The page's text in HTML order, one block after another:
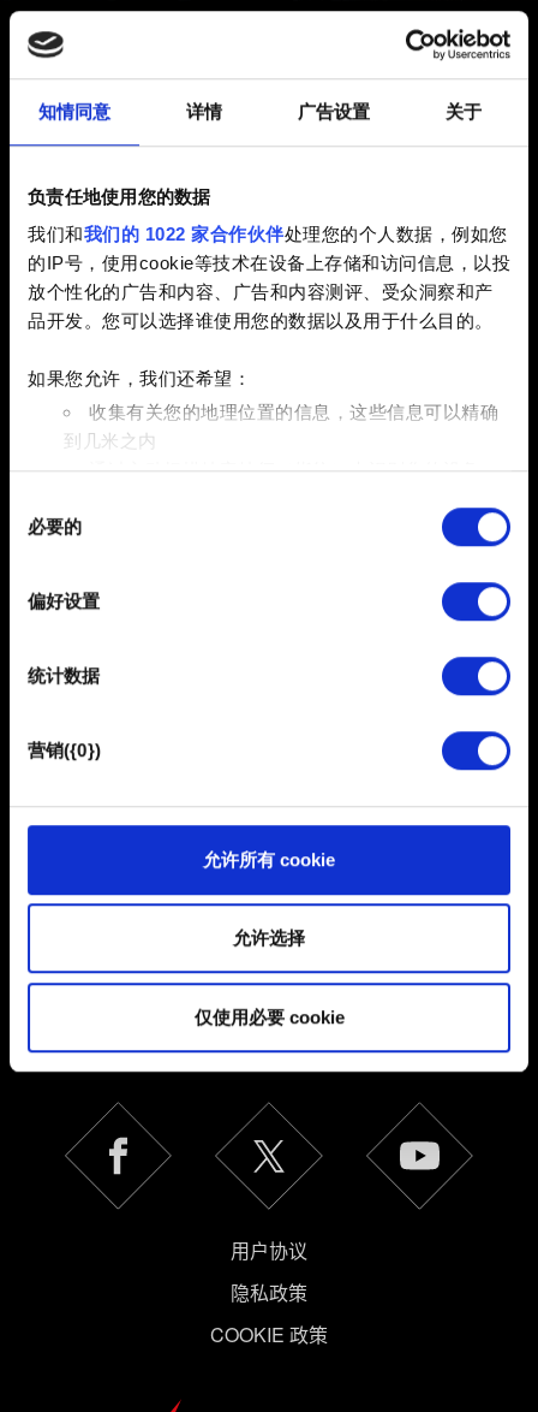
知情同意 详情 广告设置 关于
负责任地使用您的数据
我们和我们的 1022 家合作伙伴处理您的个人数据，例如您
的IP号，使用cookie等技术在设备上存储和访问信息，以投
放个性化的广告和内容、广告和内容测评、受众洞察和产
品开发。您可以选择谁使用您的数据以及用于什么目的。
如果您允许，我们还希望：
收集有关您的地理位置的信息，这些信息可以精确
到几米之内
通过主动扫描特定特征（指纹）来识别您的设备
查找有关您的个人数据如何处理的更多信息，
并设置您的首选项。您可随时从Cookie声明中更改或撤回
部分需要使用 Cookies 的是为了让网站功能可用，而另一
馈，以便网站将更好地服务于您。例如帮助我们在社交媒
也可能与我们的合作伙伴分享我们的 Cookie 片段。但是，
使用所有这些非强制性的 Cookie 都需要提前获取您的许
您可以在下面的"设置"菜单中找到有关我们使用 Cookie 的
其中的内容并准备好继续，请点击"确定"。
必要的
偏好设置
统计数据
营销({0})
允许所有 cookie
允许选择
仅使用必要 cookie
Steam:
(x86)\Steam\steamapps\common\The Witcher 3
REDkit\bin\editor.log
Witcher 3 REDkit\bin\editor.log
Epic Games Store:C:\Program Files\Epic
Games\TheWitcher3REDkit\bin\editor.log
最小版本发送给我们。有时，项目根文件夹中的日志文件
也很有用。
创作模组时需要帮助？点击此处查看官方教程。您还可以
官方Discord 服务器
（REDkit 版块下的各个频道），与其
需要帮助？
简体中文
保持联系
用户协议
隐私政策
COOKIE 政策